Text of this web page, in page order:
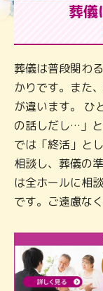
葬儀
葬儀は普段関わ
かりです。また
が違います。 ひ
の話しだし…」
では「終活」と
相談し、葬儀の
は全ホールに相
です。ご遠慮な